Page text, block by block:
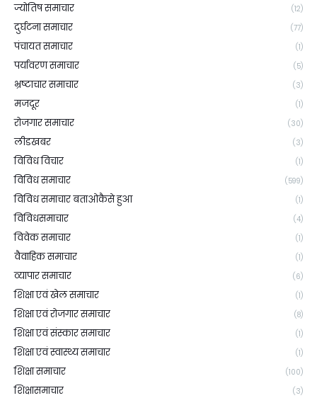
ज्योतिष समाचार (12)
दुर्घटना समाचार (77)
पंचायत समाचार (1)
पर्यावरण समाचार (5)
भ्रष्टाचार समाचार (3)
मजदूर (1)
रोजगार समाचार (30)
लीडखबर (3)
विविध विचार (1)
विविध समाचार (599)
विविध समाचार बताओकैसे हुआ (1)
विविधसमाचार (4)
विवेक समाचार (1)
वैवाहिक समाचार (1)
व्यापार समाचार (6)
शिक्षा एवं खेल समाचार (1)
शिक्षा एवं रोजगार समाचार (8)
शिक्षा एवं संस्कार समाचार (1)
शिक्षा एवं स्वास्थ्य समाचार (1)
शिक्षा समाचार (100)
शिक्षासमाचार (3)